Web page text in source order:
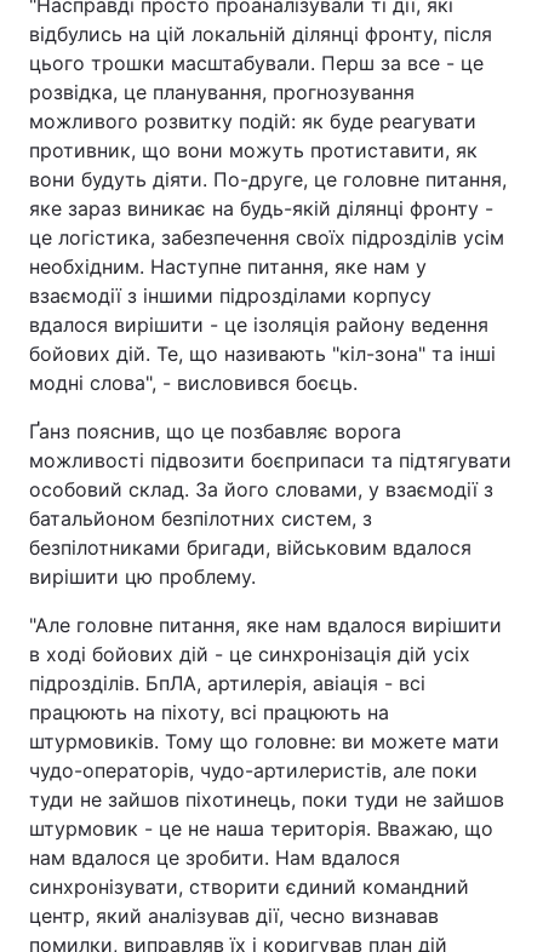
відбулись на цій локальній ділянці фронту, після
цього трошки масштабували. Перш за все - це
розвідка, це планування, прогнозування
можливого розвитку подій: як буде реагувати
противник, що вони можуть протиставити, як
вони будуть діяти. По-друге, це головне питання,
яке зараз виникає на будь-якій ділянці фронту -
це логістика, забезпечення своїх підрозділів усім
необхідним. Наступне питання, яке нам у
взаємодії з іншими підрозділами корпусу
вдалося вирішити - це ізоляція району ведення
бойових дій. Те, що називають "кіл-зона" та інші
модні слова", - висловився боєць.
Ґанз пояснив, що це позбавляє ворога
можливості підвозити боєприпаси та підтягувати
особовий склад. За його словами, у взаємодії з
батальйоном безпілотних систем, з
безпілотниками бригади, військовим вдалося
вирішити цю проблему.
"Але головне питання, яке нам вдалося вирішити
в ході бойових дій - це синхронізація дій усіх
підрозділів. БпЛА, артилерія, авіація - всі
працюють на піхоту, всі працюють на
штурмовиків. Тому що головне: ви можете мати
чудо-операторів, чудо-артилеристів, але поки
туди не зайшов піхотинець, поки туди не зайшов
штурмовик - це не наша територія. Вважаю, що
нам вдалося це зробити. Нам вдалося
синхронізувати, створити єдиний командний
центр, який аналізував дії, чесно визнавав
помилки, виправляв їх і коригував план дій